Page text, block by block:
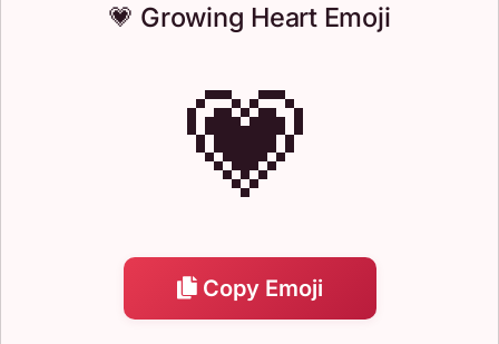
💗 Growing Heart Emoji
💗
Copy Emoji